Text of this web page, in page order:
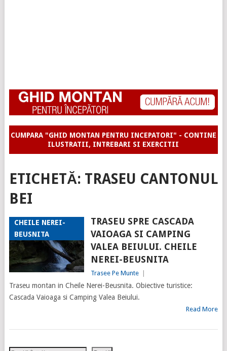
CUMPARA "GHID MONTAN PENTRU INCEPATORI" - CONTINE
ILUSTRATII, INTREBARI SI EXERCITII
ETICHETĂ: TRASEU CANTONUL
BEI
CHEILE NEREI-
BEUSNITA
TRASEU SPRE CASCADA
VAIOAGA SI CAMPING
VALEA BEIULUI. CHEILE
NEREI-BEUSNITA
Trasee Pe Munte
Traseu montan in Cheile Nerei-Beusnita. Obiective turistice:
Cascada Vaioaga si Camping Valea Beiului.
Read More